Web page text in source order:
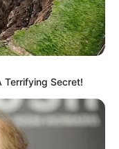
Terrifying Secret!